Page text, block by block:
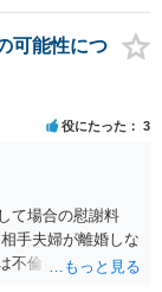
可能性はあります
行により不動産等
れることになりま
の場合は分割払
事情であれば、私
⇒ご相談者様の認
はないと考えら
ベターかと存じ
精神的負担等）、
ことで、プラス
の場合は、相手
意できる場合は
万円程度になる
ご記載の内容が
お、ご自身が離
ので、ご注意く
ていたことや、
ることもあります
それらの主張が
を５０万円とす
可能性につ
役にたった 3
て場合の慰謝料
手夫婦が離婚しな
不倫をした２名が